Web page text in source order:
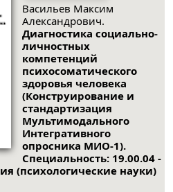
Васильев Максим
Александрович.
Диагностика социально-
личностных
компетенций
психосоматического
здоровья человека
(Конструирование и
стандартизация
Мультимодального
Интегративного
опросника МИО-1).
Специальность: 19.00.04 -
(психологические науки)